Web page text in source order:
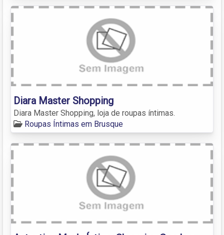
Diara Master Shopping
Diara Master Shopping, loja de roupas íntimas.
Roupas Íntimas em Brusque